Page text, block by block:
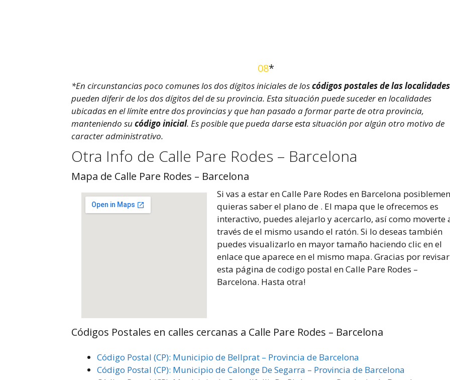
08*
*En circunstancias poco comunes los dos dígitos iniciales de loscódigos postales de las localidades
pueden diferir de los dos dígitos del de su provincia. Esta situación puede suceder en localidades
ubicadas en el límite entre dos provincias y que han pasado a formar parte de otra provincia,
manteniendo sucódigo inicial. Es posible que pueda darse esta situación por algún otro motivo de
caracter administrativo.
Otra Info de Calle Pare Rodes – Barcelona
Mapa de Calle Pare Rodes – Barcelona
Si vas a estar en Calle Pare Rodes en Barcelona
quieras saber el plano de . El mapa que le ofrecemos es
interactivo, puedes alejarlo y acercarlo, así como moverte
través de el mismo usando el ratón. Si lo deseas también
puedes visualizarlo en mayor tamaño haciendo clic en el
enlace que aparece en el mismo mapa. Gracias por revisar
esta página de codigo postal en Calle Pare Rodes –
Barcelona. Hasta otra!
Códigos Postales en calles cercanas a Calle Pare Rodes – Barcelona
Código Postal (CP): Municipio de Bellprat – Provincia de Barcelona
Código Postal (CP): Municipio de Calonge De Segarra – Provincia de Barcelona